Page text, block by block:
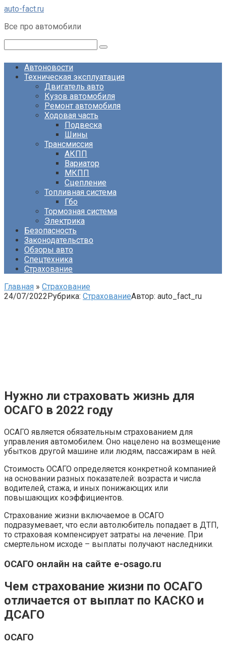
Перейти
контенту
auto-fact.ru
Все про автомобили
Автоновости
Техническая эксплуатация
Двигатель авто
Кузов автомобиля
Ремонт автомобиля
Ходовая часть
Подвеска
Шины
Трансмиссия
АКПП
Вариатор
МКПП
Сцепление
Топливная система
Гбо
Тормозная система
Электрика
Безопасность
Законодательство
Обзоры авто
Спецтехника
Страхование
Главная » Страхование
24/07/2022Рубрика: СтрахованиеАвтор: auto_fact_ru
Нужно ли страховать жизнь для
ОСАГО в 2022 году
ОСАГО является обязательным страхованием для
управления автомобилем. Оно нацелено на возмещение
убытков другой машине или людям, пассажирам в ней.
Стоимость ОСАГО определяется конкретной компанией
на основании разных показателей: возраста и числа
водителей, стажа, и иных понижающих или
повышающих коэффициентов.
Страхование жизни включаемое в ОСАГО
подразумевает, что если автолюбитель попадает в ДТП,
то страховая компенсирует затраты на лечение. При
смертельном исходе – выплаты получают наследники.
ОСАГО онлайн на сайте e-osago.ru
Чем страхование жизни по ОСАГО
отличается от выплат по КАСКО и
ДСАГО
ОСАГО